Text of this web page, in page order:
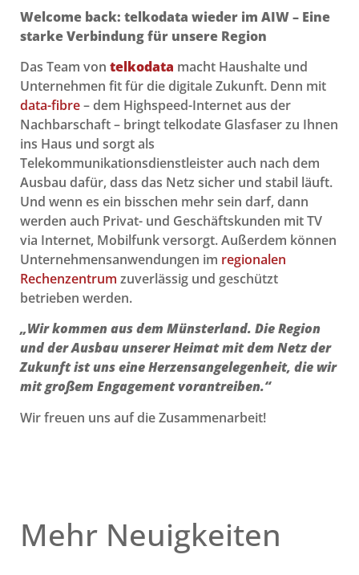
Welcome back: telkodata wieder im AIW – Eine
starke Verbindung für unsere Region
Das Team von telkodata macht Haushalte und
Unternehmen fit für die digitale Zukunft. Denn mit
data-fibre– dem Highspeed-Internet aus der
Nachbarschaft – bringt telkodate Glasfaser zu Ihnen
ins Haus und sorgt als
Telekommunikationsdienstleister auch nach dem
Ausbau dafür, dass das Netz sicher und stabil läuft.
Und wenn es ein bisschen mehr sein darf, dann
werden auch Privat- und Geschäftskunden mit TV
via Internet, Mobilfunk versorgt. Außerdem können
Unternehmensanwendungen im regionalen
Rechenzentrum zuverlässig und geschützt
betrieben werden.
„Wir kommen aus dem Münsterland. Die Region
und der Ausbau unserer Heimat mit dem Netz der
Zukunft ist uns eine Herzensangelegenheit, die wir
mit großem Engagement vorantreiben.“
Wir freuen uns auf die Zusammenarbeit!
Mehr Neuigkeiten